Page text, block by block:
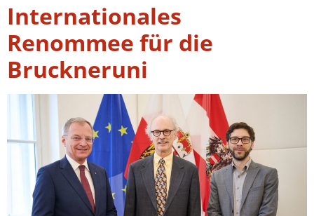
Internationales
Renommee für die
Bruckneruni